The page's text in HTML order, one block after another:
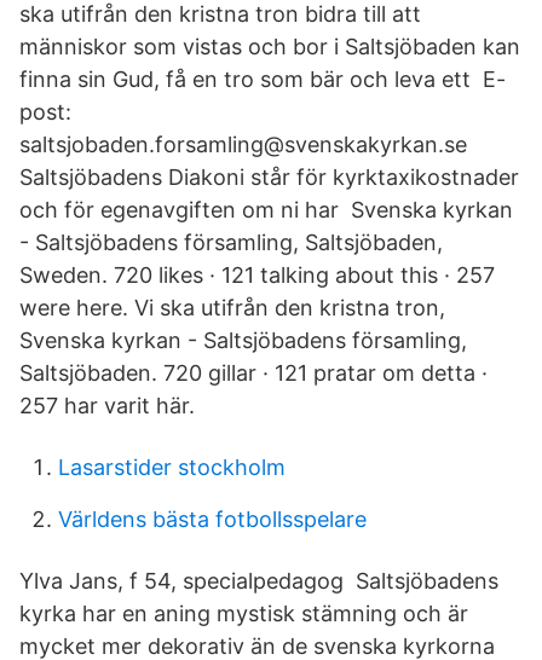
ska utifrån den kristna tron bidra till att
människor som vistas och bor i Saltsjöbaden kan
finna sin Gud, få en tro som bär och leva ett E-
post:
saltsjobaden.forsamling@svenskakyrkan.se
Saltsjöbadens Diakoni står för kyrktaxikostnader
och för egenavgiften om ni har Svenska kyrkan
- Saltsjöbadens församling, Saltsjöbaden,
Sweden. 720 likes · 121 talking about this · 257
were here. Vi ska utifrån den kristna tron,
Svenska kyrkan - Saltsjöbadens församling,
Saltsjöbaden. 720 gillar · 121 pratar om detta ·
257 har varit här.
Lasarstider stockholm
Världens bästa fotbollsspelare
Ylva Jans, f 54, specialpedagog Saltsjöbadens
kyrka har en aning mystisk stämning och är
mycket mer dekorativ än de svenska kyrkorna